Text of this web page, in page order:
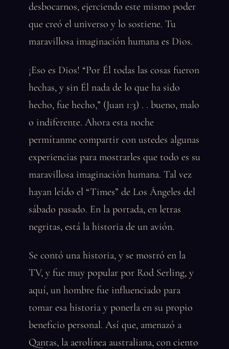
desbocarnos, ejerciendo este mismo poder
que creó el universo y lo sostiene. Tu
maravillosa imaginación humana es Dios.
¡Eso es Dios! “Por Él todas las cosas fueron
hechas, y sin Él nada de lo que ha sido
hecho, fue hecho,” (Juan 1:3) . . bueno, malo
o indiferente. Ahora esta noche
permítanme compartir con ustedes algunas
experiencias para mostrarles que todo es su
maravillosa imaginación humana. Tal vez
hayan leído el “Times” de Los Ángeles del
sábado pasado. En la portada, en letras
negritas, está la historia de un avión.
Se contó una historia, y se mostró en la
TV, y fue muy popular por Rod Serling, y
aquí, un hombre fue influenciado para
tomar esa historia y ponerla en su propio
beneficio personal. Así que, amenazó a
Qantas, la aerolínea australiana, con ciento